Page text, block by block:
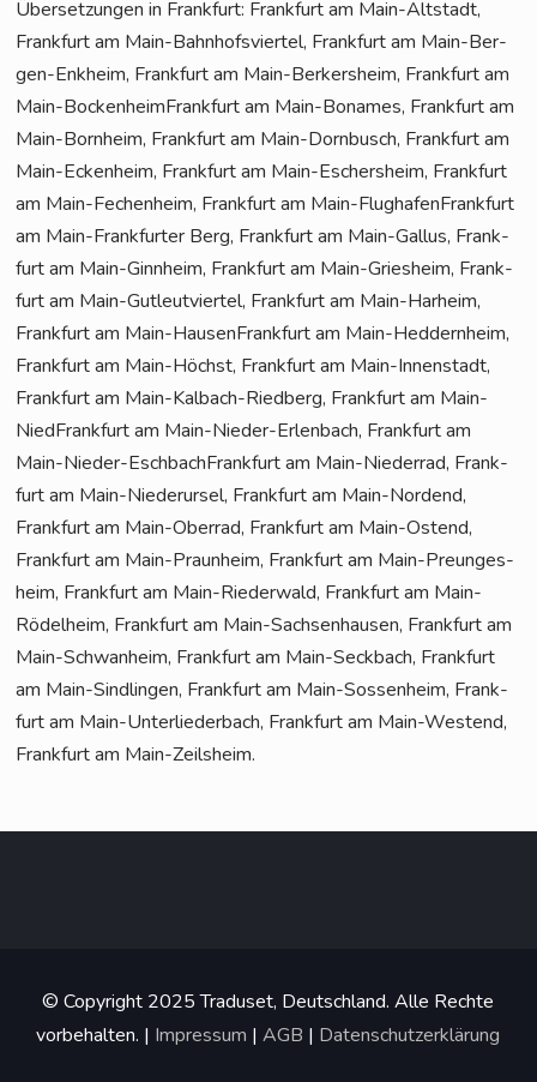
Über­set­zun­gen in Frank­furt: Frank­furt am Main-Alt­stadt,
Frank­furt am Main-Bahn­hofs­vier­tel, Frank­furt am Main-Ber­
gen-Enk­heim, Frank­furt am Main-Ber­kers­heim, Frank­furt am
Main-Bocken­heim­Frank­furt am Main-Bona­mes, Frank­furt am
Main-Born­heim, Frank­furt am Main-Dorn­busch, Frank­furt am
Main-Ecken­heim, Frank­furt am Main-Eschers­heim, Frank­furt
am Main-Fechen­heim, Frank­furt am Main-Flug­ha­fen­Frank­furt
am Main-Frank­fur­ter Berg, Frank­furt am Main-Gal­lus, Frank­
furt am Main-Ginn­heim, Frank­furt am Main-Gries­heim, Frank­
furt am Main-Gut­leut­vier­tel, Frank­furt am Main-Har­heim,
Frank­furt am Main-Hau­sen­Frank­furt am Main-Hed­dern­heim,
Frank­furt am Main-Höchst, Frank­furt am Main-Innen­stadt,
Frank­furt am Main-Kal­bach-Ried­berg, Frank­furt am Main-
Nied­Frank­furt am Main-Nie­der-Erlen­bach, Frank­furt am
Main-Nie­der-Esch­bach­Frank­furt am Main-Nie­der­rad, Frank­
furt am Main-Nie­der­ur­sel, Frank­furt am Main-Nor­dend,
Frank­furt am Main-Ober­rad, Frank­furt am Main-Ostend,
Frank­furt am Main-Praun­heim, Frank­furt am Main-Pre­un­ges­
heim, Frank­furt am Main-Rie­der­wald, Frank­furt am Main-
Rödel­heim, Frank­furt am Main-Sach­sen­hau­sen, Frank­furt am
Main-Schwan­heim, Frank­furt am Main-Seck­bach, Frank­furt
am Main-Sind­lin­gen, Frank­furt am Main-Sos­sen­heim, Frank­
furt am Main-Unter­lie­der­bach, Frank­furt am Main-West­end,
Frank­furt am Main-Zeilsheim.
© Copyright 2025 Traduset, Deutschland. Alle Rechte
vorbehalten. | Impressum |AGB | Datenschutzerklärung